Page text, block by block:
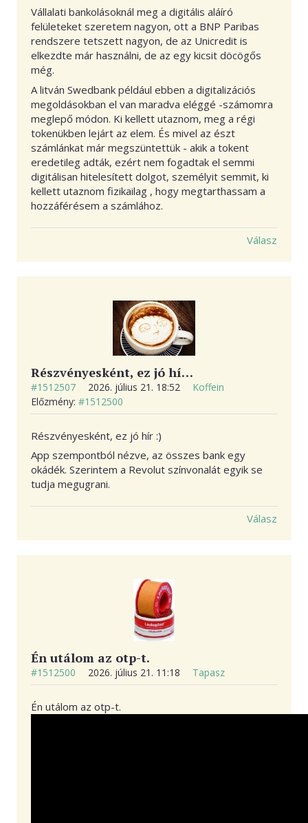
Vállalati bankolásoknál meg a digitális aláíró
felületeket szeretem nagyon, ott a BNP Paribas
rendszere tetszett nagyon, de az Unicredit is
elkezdte már használni, de az egy kicsit döcögős
még.
A litván Swedbank például ebben a digitalizációs
megoldásokban el van maradva eléggé -számomra
meglepő módon. Ki kellett utaznom, meg a régi
tokenükben lejárt az elem. És mivel az észt
számlánkat már megszüntettük - akik a tokent
eredetileg adták, ezért nem fogadtak el semmi
digitálisan hitelesített dolgot, személyit semmit, ki
kellett utaznom fizikailag , hogy megtarthassam a
hozzáférésem a számlához.
Válasz
Részvényesként, ez jó hí…
#1512507 2026. július 21. 18:52
Koffein
Előzmény: #1512500
Részvényesként, ez jó hír :)
App szempontból nézve, az összes bank egy
okádék. Szerintem a Revolut színvonalát egyik se
tudja megugrani.
Válasz
Én utálom az otp-t.
#1512500 2026. július 21. 11:18 Tapasz
Én utálom az otp-t.